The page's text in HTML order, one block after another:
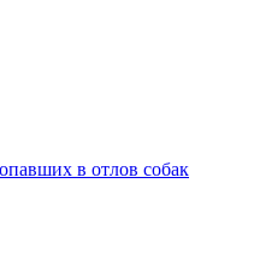
в отлов собак